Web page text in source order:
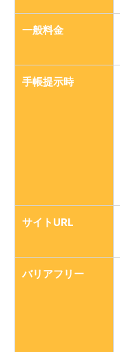
一般料金
手帳提示時
サイトURL
バリアフリー